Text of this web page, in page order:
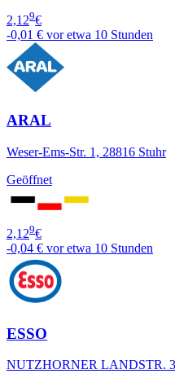
2,129€
-0,01 € vor etwa 10 Stunden
ARAL
Weser-Ems-Str. 1, 28816 Stuhr
Geöffnet
2,129€
-0,04 € vor etwa 10 Stunden
ESSO
NUTZHORNER LANDSTR.